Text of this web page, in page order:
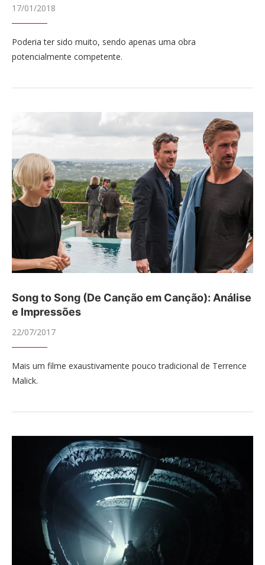
17/01/2018
Poderia ter sido muito, sendo apenas uma obra
potencialmente competente.
Song to Song (De Canção em Canção): Análise
e Impressões
22/07/2017
Mais um filme exaustivamente pouco tradicional de Terrence
Malick.